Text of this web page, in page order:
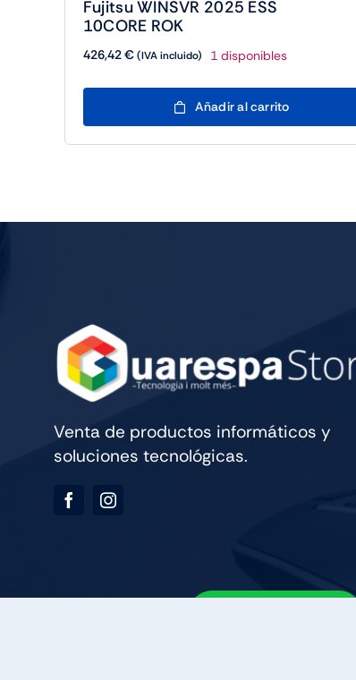
Fujitsu WINSVR 2025 ESS
10CORE ROK
426,42€(IVA incluido) 1 disponibles
Fujitsu
WINSVR
Añadir al carrito
Venta de productos informáticos y
soluciones tecnológicas.